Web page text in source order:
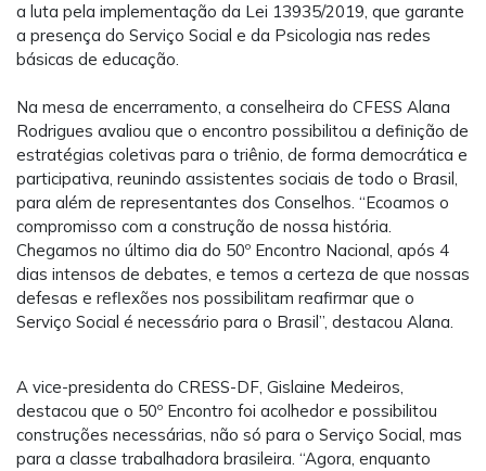
a luta pela implementação da Lei 13935/2019, que garante
a presença do Serviço Social e da Psicologia nas redes
básicas de educação.
Na mesa de encerramento, a conselheira do CFESS Alana
Rodrigues avaliou que o encontro possibilitou a definição de
estratégias coletivas para o triênio, de forma democrática e
participativa, reunindo assistentes sociais de todo o Brasil,
para além de representantes dos Conselhos. “Ecoamos o
compromisso com a construção de nossa história.
Chegamos no último dia do 50º Encontro Nacional, após 4
dias intensos de debates, e temos a certeza de que nossas
defesas e reflexões nos possibilitam reafirmar que o
Serviço Social é necessário para o Brasil”, destacou Alana.
A vice-presidenta do CRESS-DF, Gislaine Medeiros,
destacou que o 50º Encontro foi acolhedor e possibilitou
construções necessárias, não só para o Serviço Social, mas
para a classe trabalhadora brasileira. “Agora, enquanto